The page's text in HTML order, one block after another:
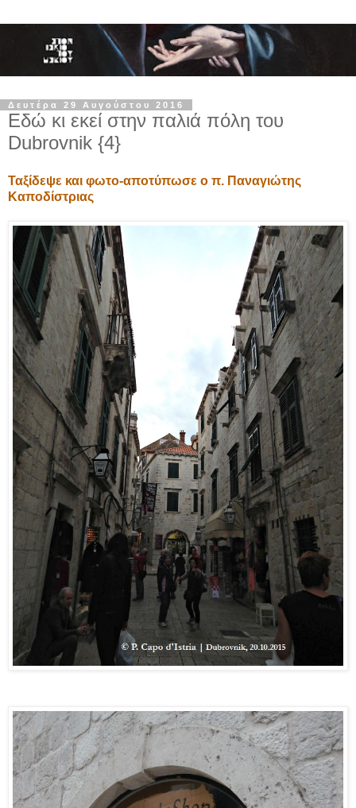
Δευτέρα 29 Αυγούστου 2016
Εδώ κι εκεί στην παλιά πόλη του
Dubrovnik {4}
Ταξίδεψε και φωτο-αποτύπωσε ο π. Παναγιώτης
Καποδίστριας